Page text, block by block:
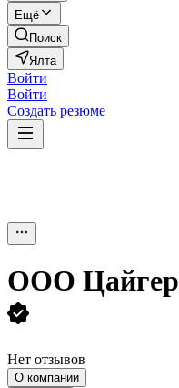
Ещё
Поиск
Ялта
Войти
Войти
Создать резюме
ООО Цайгер
Нет отзывов
О компании